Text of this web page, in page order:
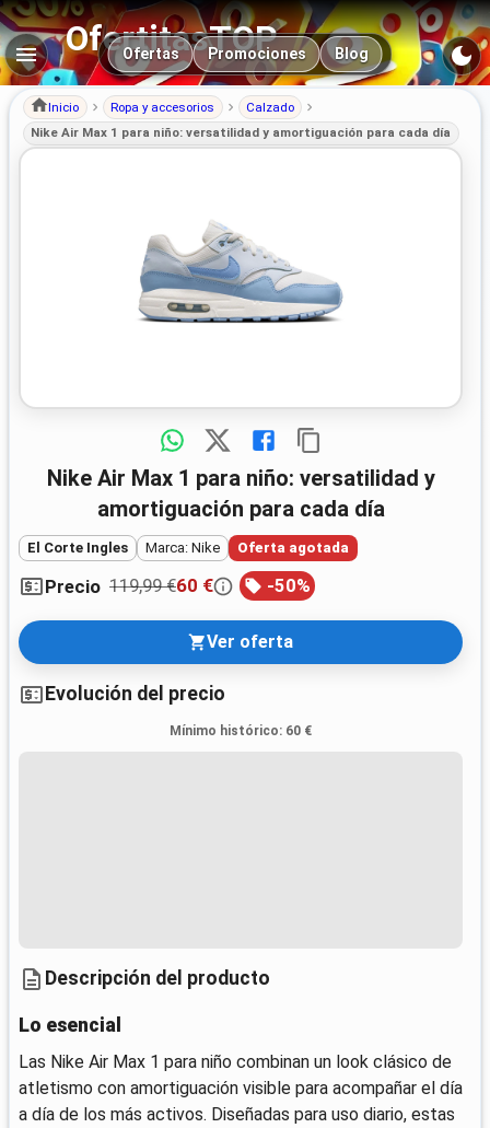
OfertitasTOP
Navegación principal
Ofertas Promociones Blog
Inicio Ropa y accesorios
Calzado
Nike Air Max 1 para niño: versatilidad y amortiguación para cada día
Nike Air Max 1 para niño: versatilidad y
amortiguación para cada día
El Corte Ingles Marca: Nike Oferta agotada
Precio 119,99 €60 € -50%
Ver oferta
Evolución del precio
Mínimo histórico: 60 €
Descripción del producto
Lo esencial
Las Nike Air Max 1 para niño combinan un look clásico de
atletismo con amortiguación visible para acompañar el día
a día de los más activos. Diseñadas para uso diario, estas